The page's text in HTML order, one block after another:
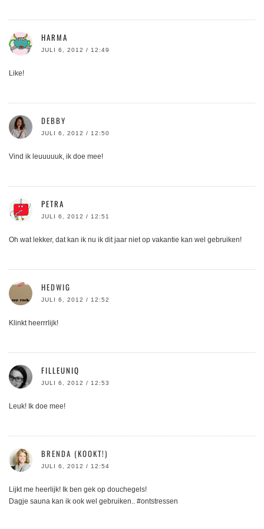
HARMA
JULI 6, 2012 / 12:49
Like!
DEBBY
JULI 6, 2012 / 12:50
Vind ik leuuuuuk, ik doe mee!
PETRA
JULI 6, 2012 / 12:51
Oh wat lekker, dat kan ik nu ik dit jaar niet op vakantie kan wel gebruiken!
HEDWIG
JULI 6, 2012 / 12:52
Klinkt heerrrlijk!
FILLEUNIQ
JULI 6, 2012 / 12:53
Leuk! Ik doe mee!
BRENDA (KOOKT!)
JULI 6, 2012 / 12:54
Lijkt me heerlijk! Ik ben gek op douchegels!
Dagje sauna kan ik ook wel gebruiken.. #ontstressen